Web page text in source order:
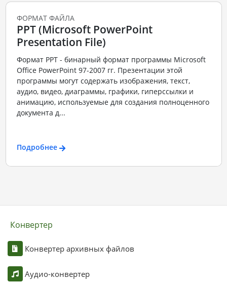
ФОРМАТ ФАЙЛА
PPT (Microsoft PowerPoint
Presentation File)
Формат PPT - бинарный формат программы Microsoft
Office PowerPoint 97-2007 гг. Презентации этой
программы могут содержать изображения, текст,
аудио, видео, диаграммы, графики, гиперссылки и
анимацию, используемые для создания полноценного
документа д...
Подробнее
Конвертер
Конвертер архивных файлов
Аудио-конвертер